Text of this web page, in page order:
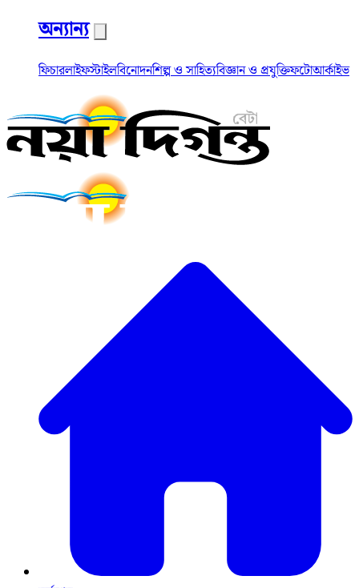
অন্যান্য
ফিচারলাইফস্টাইলবিনোদনশিল্প ও সাহিত্যবিজ্ঞান ও প্রযুক্তিফটোআর্কাইভ